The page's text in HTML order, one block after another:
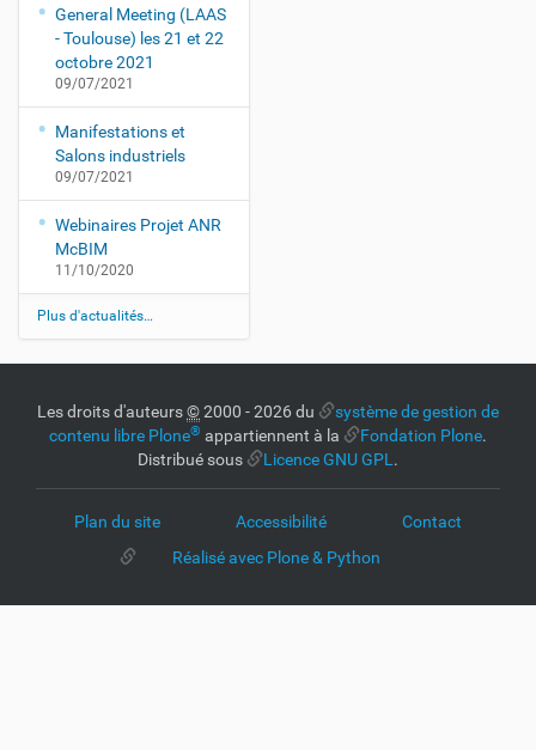
General Meeting (LAAS
- Toulouse) les 21 et 22
octobre 2021
09/07/2021
Manifestations et
Salons industriels
09/07/2021
Webinaires Projet ANR
McBIM
11/10/2020
Plus d'actualités…
Les droits d'auteurs©2000 - 2026 du
système de gestion de
contenu libre Plone® appartiennent à la Fondation Plone.
Distribué sous
Licence GNU GPL .
Plan du site Accessibilité
Contact
Réalisé avec Plone & Python